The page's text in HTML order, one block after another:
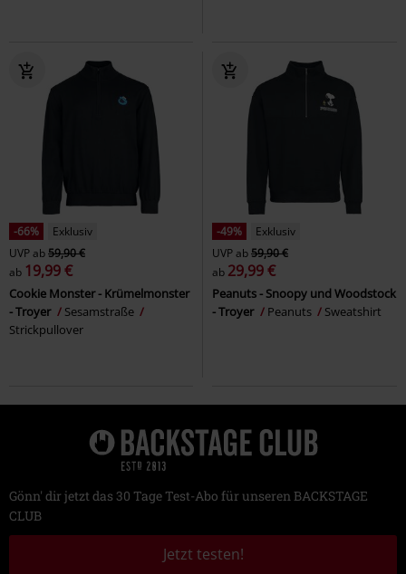
-66%
Exklusiv
UVPab59,90 €
ab 19,99 €
Cookie Monster - Krümelmonster
- Troyer
Sesamstraße
Strickpullover
-49%
Exklusiv
UVPab59,90 €
ab 29,99 €
Peanuts - Snoopy und Woodstock
- Troyer
Peanuts Sweatshirt
Gönn' dir jetzt das 30 Tage Test-Abo für unseren BACKSTAGE
CLUB
Jetzt testen!